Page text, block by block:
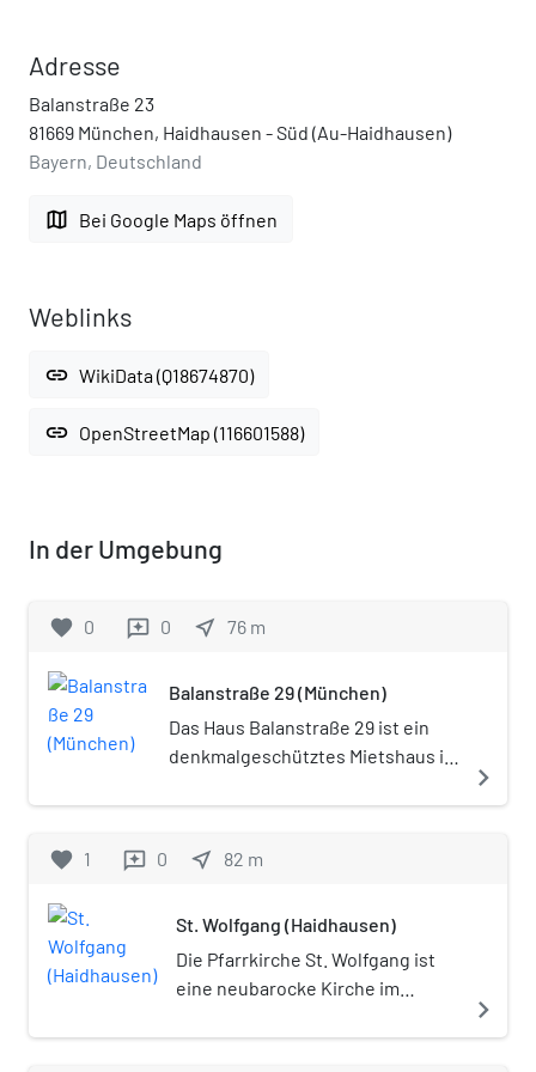
Adresse
Balanstraße 23
81669 München, Haidhausen - Süd (Au-Haidhausen)
Bayern, Deutschland
map Bei Google Maps öffnen
Weblinks
link WikiData (Q18674870)
link OpenStreetMap (116601588)
In der Umgebung
favorite 0 reviews 0 near_me 76 m
Balanstraße 29 (München)
Das Haus Balanstraße 29 ist ein
denkmalgeschütztes Mietshaus im
Der neubarocke Bau mit Erker und
errichtet.
navigate_next
favorite 1 reviews 0 near_me 82 m
St. Wolfgang (Haidhausen)
Die Pfarrkirche St. Wolfgang ist
eine neubarocke Kirche im
am St.-Wolfgangs-Platz.
navigate_next